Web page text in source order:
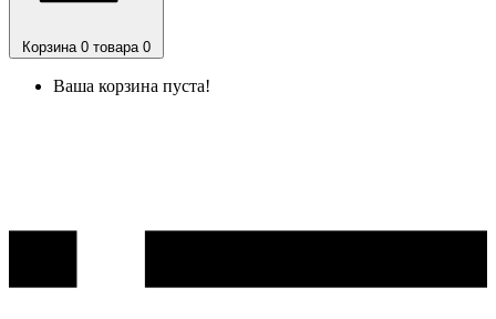
Корзина 0 товара 0
Ваша корзина пуста!